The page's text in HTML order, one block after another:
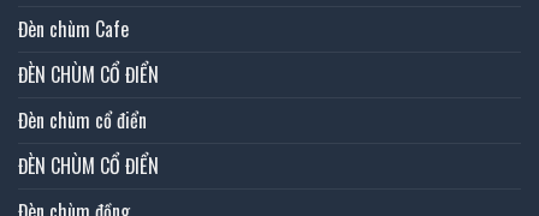
Đèn chùm Cafe
ĐÈN CHÙM CỔ ĐIỂN
Đèn chùm cổ điển
ĐÈN CHÙM CỔ ĐIỂN